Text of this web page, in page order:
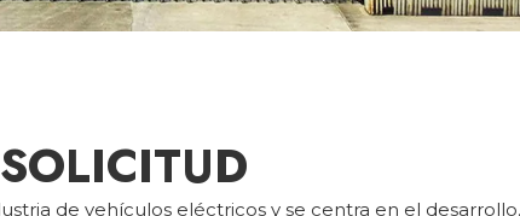
SOLICITUD
de vehículos eléctricos y se centra en el